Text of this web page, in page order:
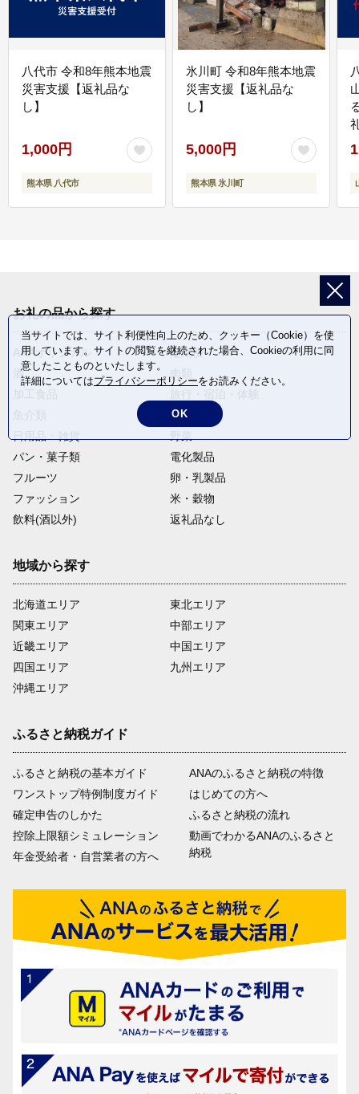
八代市 令和8年熊本地震
災害支援【返礼品な
し】
1,000円
熊本県 八代市
氷川町 令和8年熊本地震
災害支援【返礼品な
し】
5,000円
熊本県 氷川町
お礼の品から探す
ANAオリジナル
定期便
酒
麺類
パン・菓子類
電化製品
フルーツ
卵・乳製品
ファッション
米・穀物
飲料(酒以外)
返礼品なし
地域から探す
北海道エリア
関東エリア
近畿エリア
四国エリア
沖縄エリア
東北エリア
中部エリア
中国エリア
九州エリア
ふるさと納税ガイド
ふるさと納税の基本ガイド
ワンストップ特例制度ガイド
確定申告のしかた
控除上限額シミュレーション
年金受給者・自営業者の方へ
ANAのふるさと納税の特徴
はじめての方へ
ふるさと納税の流れ
動画でわかるANAのふるさと
納税
当サイトでは、サイト利便性向上のため、クッキー（Cookie）を使
用しています。サイトの閲覧を継続された場合、Cookieの利用に同
意したことものといたします。
詳細についてはプライバシーポリシーをお読みください。
OK